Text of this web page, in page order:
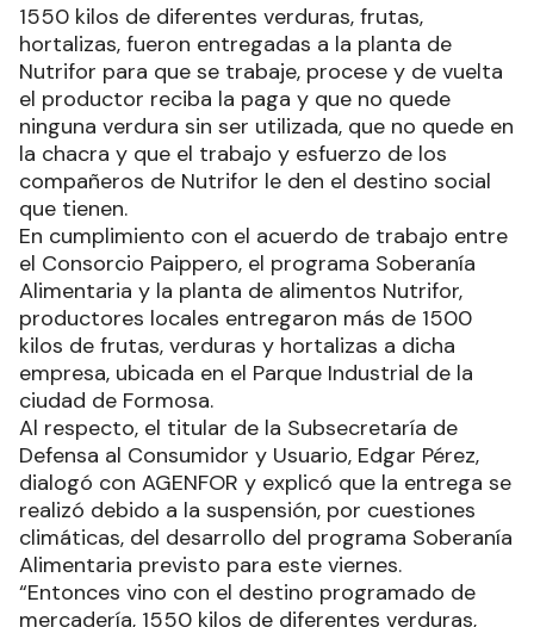
1550 kilos de diferentes verduras, frutas,
hortalizas, fueron entregadas a la planta de
Nutrifor para que se trabaje, procese y de vuelta
el productor reciba la paga y que no quede
ninguna verdura sin ser utilizada, que no quede en
la chacra y que el trabajo y esfuerzo de los
compañeros de Nutrifor le den el destino social
que tienen.
En cumplimiento con el acuerdo de trabajo entre
el Consorcio Paippero, el programa Soberanía
Alimentaria y la planta de alimentos Nutrifor,
productores locales entregaron más de 1500
kilos de frutas, verduras y hortalizas a dicha
empresa, ubicada en el Parque Industrial de la
ciudad de Formosa.
Al respecto, el titular de la Subsecretaría de
Defensa al Consumidor y Usuario, Edgar Pérez,
dialogó con AGENFOR y explicó que la entrega se
realizó debido a la suspensión, por cuestiones
climáticas, del desarrollo del programa Soberanía
Alimentaria previsto para este viernes.
“Entonces vino con el destino programado de
mercadería, 1550 kilos de diferentes verduras,